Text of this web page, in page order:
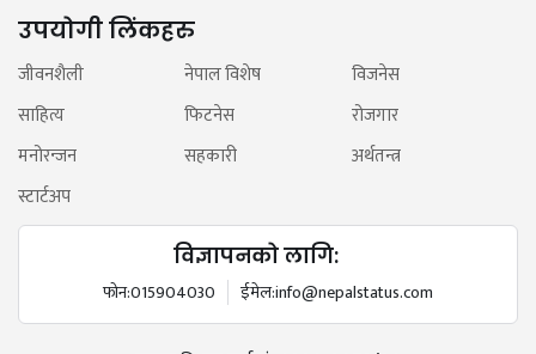
उपयोगी लिंकहरु
जीवनशैली नेपाल विशेष
विजनेस
साहित्य
फिटनेस
रोजगार
मनोरन्जन
सहकारी
अर्थतन्त्र
स्टार्टअप
विज्ञापनको लागि:
फोन:015904030 ईमेल:info@nepalstatus.com